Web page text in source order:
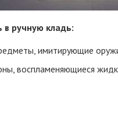
в ручную кладь:
имитирующие
воспламеняющиеся